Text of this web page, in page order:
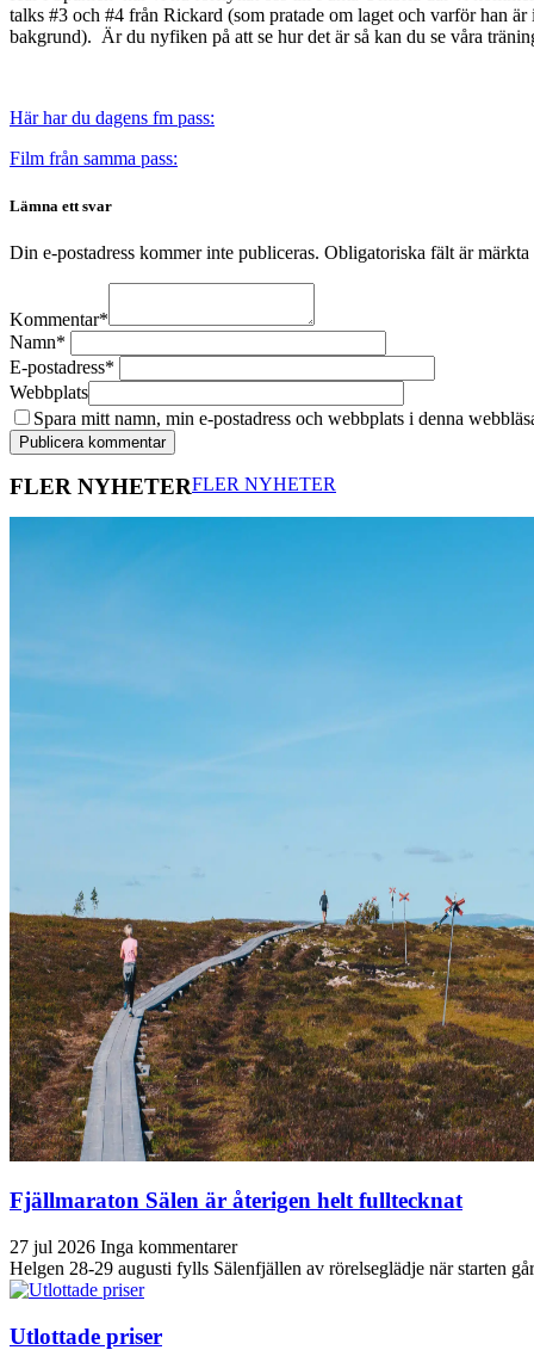
talks #3 och #4 från Rickard (som pratade om laget och varför han
bakgrund). Är du nyfiken på att se hur det är så kan du se våra
Här har du dagens fm pass:
Film från samma pass:
Lämna ett svar
Din e-postadress kommer inte publiceras. Obligatoriska fält är märkta
Kommentar*
Namn*
E-postadress*
Webbplats
Spara mitt namn, min e-postadress och webbplats i denna
FLER NYHETERFLER NYHETER
Fjällmaraton Sälen är återigen helt fulltecknat
27 jul 2026 Inga kommentarer
Helgen 28-29 augusti fylls Sälenfjällen av rörelseglädje när starten
Utlottade priser